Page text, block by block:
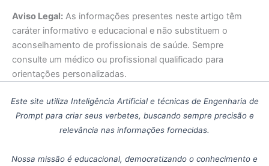
Aviso Legal: As informações presentes neste artigo têm
caráter informativo e educacional e não substituem o
aconselhamento de profissionais de saúde. Sempre
consulte um médico ou profissional qualificado para
orientações personalizadas.
Este site utiliza Inteligência Artificial e técnicas de Engenharia de
Prompt para criar seus verbetes, buscando sempre precisão e
relevância nas informações fornecidas.
Nossa missão é educacional, democratizando o conhecimento e